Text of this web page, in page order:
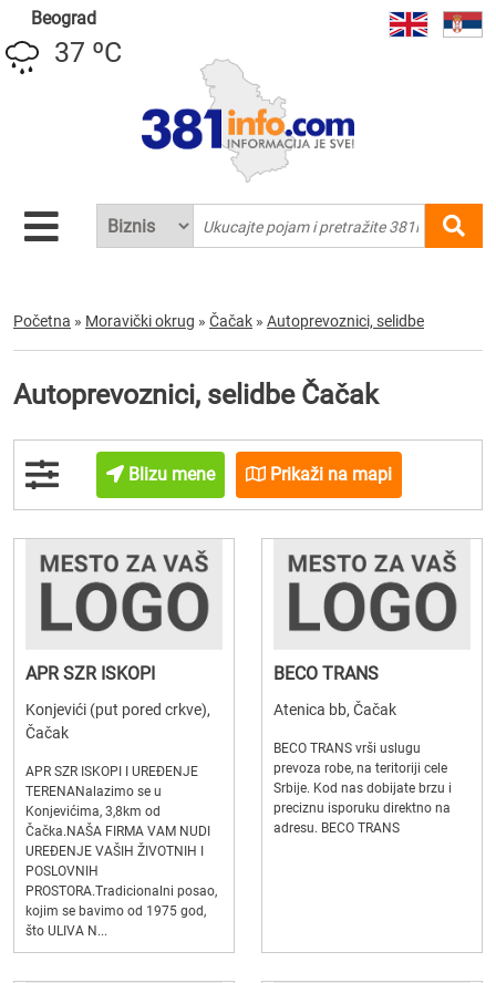
Beograd
37 ºC
Početna » Moravički okrug » Čačak » Autoprevoznici, selidbe
Autoprevoznici, selidbe Čačak
Blizu mene Prikaži na mapi
APR SZR ISKOPI
Konjevići (put pored crkve),
Čačak
APR SZR ISKOPI I UREĐENJE
TERENANalazimo se u
Konjevićima, 3,8km od
Čačka.NAŠA FIRMA VAM NUDI
UREĐENJE VAŠIH ŽIVOTNIH I
POSLOVNIH
PROSTORA.Tradicionalni posao,
kojim se bavimo od 1975 god,
što ULIVA N...
BECO TRANS
Atenica bb, Čačak
BECO TRANS vrši uslugu
prevoza robe, na teritoriji cele
Srbije. Kod nas dobijate brzu i
preciznu isporuku direktno na
adresu. BECO TRANS